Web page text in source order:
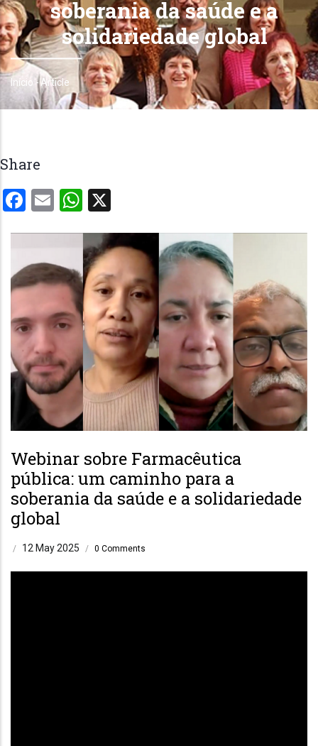
soberania da saúde e a
solidariedade global
Trilha
Início -Article
Share
Facebook
EmailWhatsApp
Webinar sobre Farmacêutica
pública: um caminho para a
soberania da saúde e a solidariedade
global
/ 12 May 2025 / 0 Comments